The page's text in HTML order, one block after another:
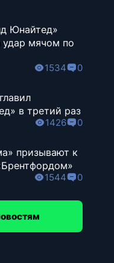
Юнайтед»
удар мячом по
1534 0
в третий раз
1426 0
призывают к
1544 0